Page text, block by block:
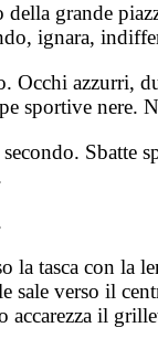
grande
ignara,
azzurri,
sportive nere.
Sbatte
la tasca con la
sale verso il
accarezza il